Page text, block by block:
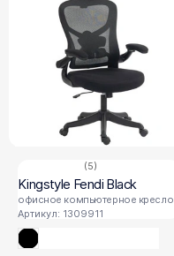
(5)
Kingstyle Fendi Black
офисное компьютерное кресло
Артикул: 1309911